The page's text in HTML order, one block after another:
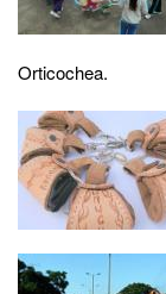
Orticochea.